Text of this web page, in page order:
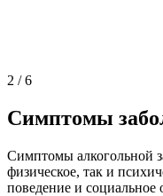
2 /6
Симптомы
Симптомы алкогольной
физическое, так и
поведение и социальное